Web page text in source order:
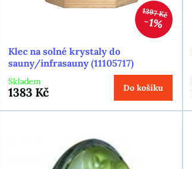
1397 Kč
1%
Klec na solné krystaly do
sauny/infrasauny (11105717)
Skladem
1383 Kč Do košíku